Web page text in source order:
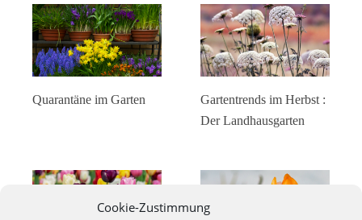
Cookie-Zustimmung
Quarantäne im Garten
Gartentrends im Herbst :
Der Landhausgarten